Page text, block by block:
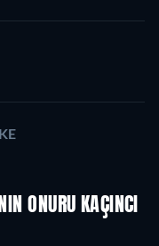
ONURU KAÇINCI